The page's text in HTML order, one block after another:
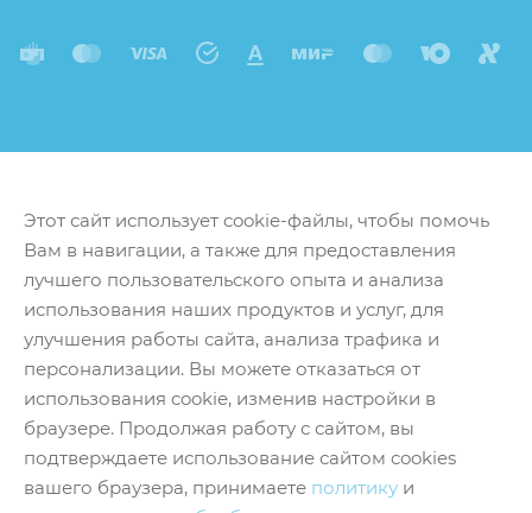
Этот сайт использует cookie-файлы, чтобы помочь
Вам в навигации, а также для предоставления
лучшего пользовательского опыта и анализа
использования наших продуктов и услуг, для
улучшения работы сайта, анализа трафика и
персонализации. Вы можете отказаться от
использования cookie, изменив настройки в
браузере. Продолжая работу с сайтом, вы
подтверждаете использование сайтом cookies
вашего браузера, принимаете политику и